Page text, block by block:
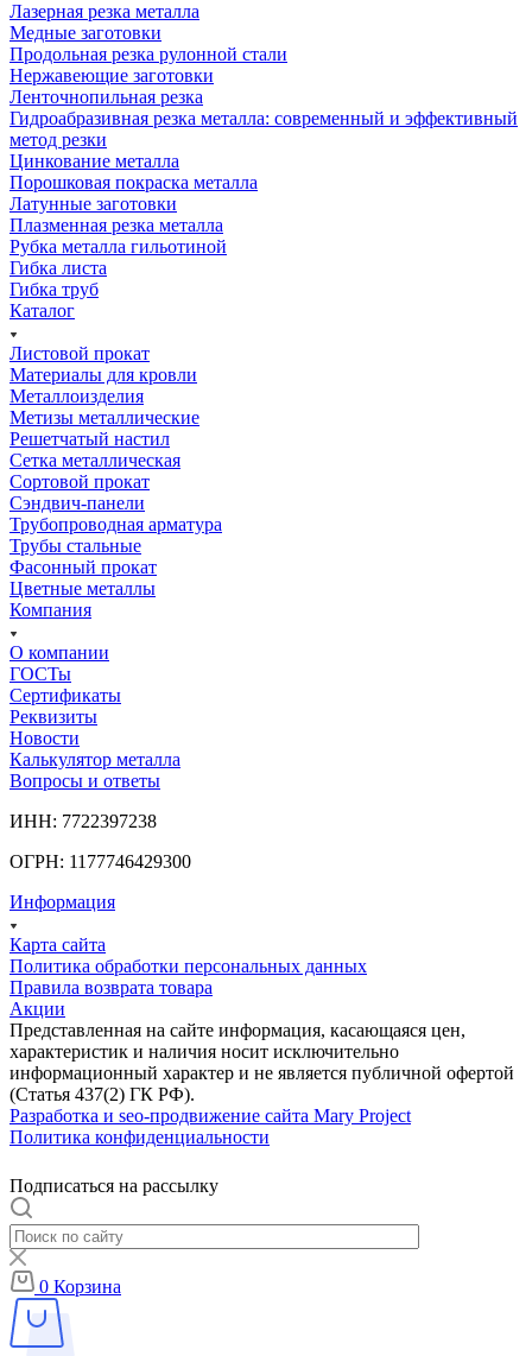
Лазерная резка металла
Медные заготовки
Продольная резка рулонной стали
Нержавеющие заготовки
Ленточнопильная резка
Гидроабразивная резка металла: современный и эффективный
метод резки
Цинкование металла
Порошковая покраска металла
Латунные заготовки
Плазменная резка металла
Рубка металла гильотиной
Гибка листа
Гибка труб
Каталог
Листовой прокат
Материалы для кровли
Металлоизделия
Метизы металлические
Решетчатый настил
Сетка металлическая
Сортовой прокат
Сэндвич-панели
Трубопроводная арматура
Трубы стальные
Фасонный прокат
Цветные металлы
Компания
О компании
ГОСТы
Сертификаты
Реквизиты
Новости
Калькулятор металла
Вопросы и ответы
ИНН: 7722397238
ОГРН: 1177746429300
Информация
Карта сайта
Политика обработки персональных данных
Правила возврата товара
Акции
Представленная на сайте информация, касающаяся цен,
характеристик и наличия носит исключительно
информационный характер и не является публичной офертой
(Статья 437(2) ГК РФ).
Разработка и seo-продвижение сайта Mary Project
Политика конфиденциальности
Подписаться на рассылку
0 Корзина